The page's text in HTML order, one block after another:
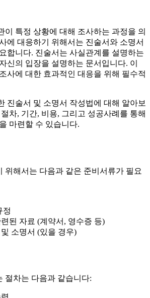
이 특정 상황에 대해 조사하는 과정을 의
에 대응하기 위해서는 진술서와 소명서
합니다. 진술서는 사실관계를 설명하는
신의 입장을 설명하는 문서입니다. 이
사에 대한 효과적인 대응을 위해 필수적
진술서 및 소명서 작성법에 대해 알아보
차, 기간, 비용, 그리고 성공사례를 통해
마련할 수 있습니다.
위해서는 다음과 같은 준비서류가 필요
정
된 자료 (계약서, 영수증 등)
소명서 (있을 경우)
절차는 다음과 같습니다: